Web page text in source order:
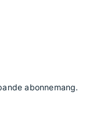
abonnemang.